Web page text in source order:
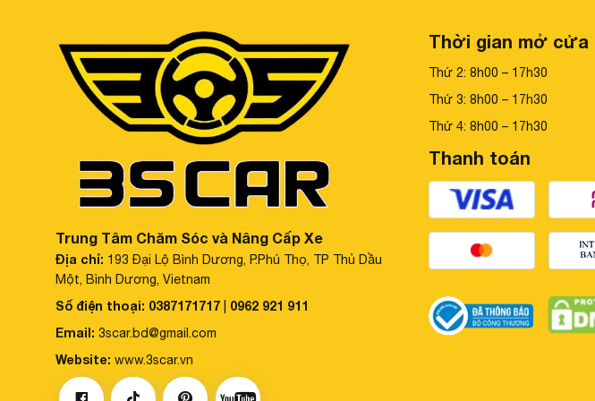
tản nhiệt
Trung Tâm Chăm Sóc và Nâng Cấp Xe
Địa chỉ: 193 Đại Lộ Bình Dương, P.Phú Thọ, TP Thủ Dầu
Một, Bình Dương, Vietnam
Số điện thoại: 0387171717
0962 921 911
Email: 3scar.bd@gmail.com
Website: www.3scar.vn
Thời gian mở cửa
Thứ 2: 8h00 – 17h30
Thứ 3: 8h00 – 17h30
Thứ 4: 8h00 – 17h30
Thanh toán